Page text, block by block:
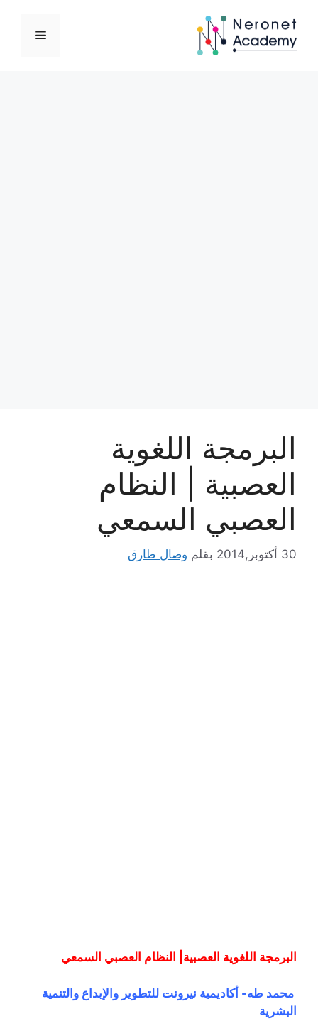
المحتوى
القائمة
البرمجة اللغوية
العصبية | النظام
العصبي السمعي
30 أكتوبر,2014 بقلم وصال طارق
البرمجة اللغوية العصبية| النظام العصبي السمعي
محمد طه- أكاديمية نيرونت للتطوير والإبداع والتنمية
البشرية